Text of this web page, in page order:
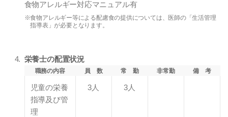
食物アレルギー対応マニュアル有
※食物アレルギー等による配慮食の提供については、医師の「生活管理
指導表」が必要となります。
栄養士の配置状況
職務の内容 員 数 常 勤 非常勤 備 考
児童の栄養
指導及び管
理
3人 3人